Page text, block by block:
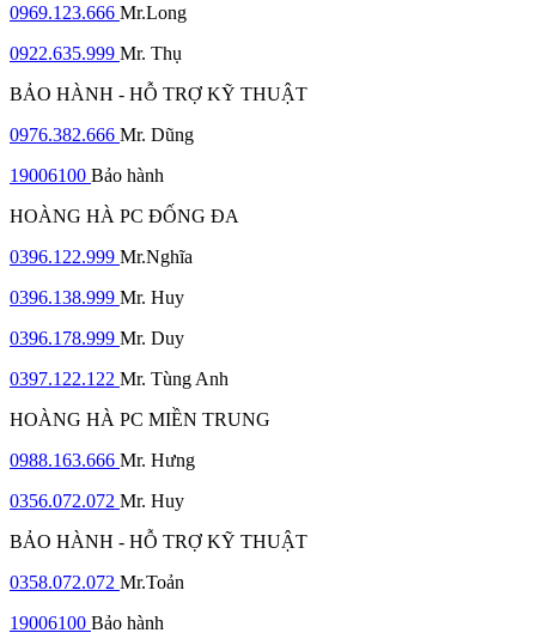
0969.123.666 Mr.Long
0922.635.999 Mr. Thụ
BẢO HÀNH - HỖ TRỢ KỸ THUẬT
0976.382.666 Mr. Dũng
19006100 Bảo hành
HOÀNG HÀ PC ĐỐNG ĐA
0396.122.999 Mr.Nghĩa
0396.138.999 Mr. Huy
0396.178.999 Mr. Duy
0397.122.122 Mr. Tùng Anh
HOÀNG HÀ PC MIỀN TRUNG
0988.163.666 Mr. Hưng
0356.072.072 Mr. Huy
BẢO HÀNH - HỖ TRỢ KỸ THUẬT
0358.072.072 Mr.Toản
19006100 Bảo hành